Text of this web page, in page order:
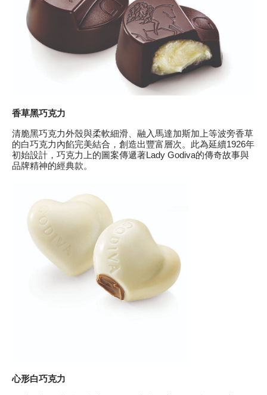
香草黑巧克力
清脆黑巧克力外殼與柔軟細滑、融入馬達加斯加上等波旁香草
的白巧克力內餡完美結合，創造出豐富層次。此為延續1926年
初始設計，巧克力上的圖案傳遞著Lady Godiva的傳奇故事與
品牌精神的經典款。
心形白巧克力